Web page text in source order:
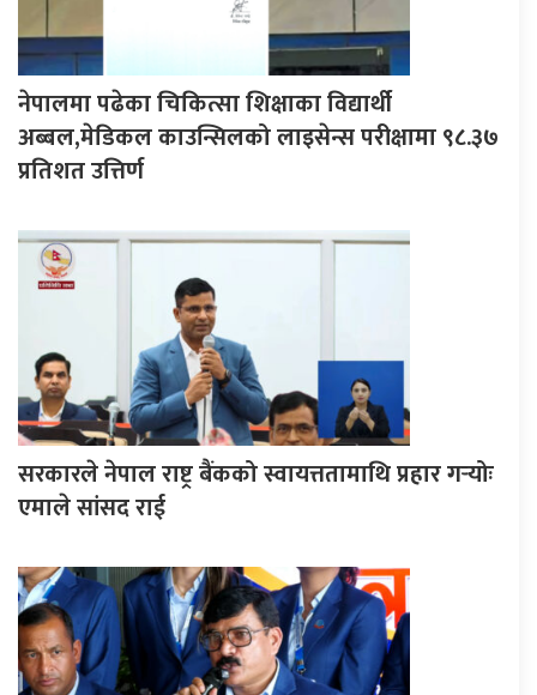
नेपालमा पढेका चिकित्सा शिक्षाका विद्यार्थी
अब्बल,मेडिकल काउन्सिलको लाइसेन्स परीक्षामा ९८.३७
प्रतिशत उत्तिर्ण
सरकारले नेपाल राष्ट्र बैंकको स्वायत्ततामाथि प्रहार गर्‍योः
एमाले सांसद राई